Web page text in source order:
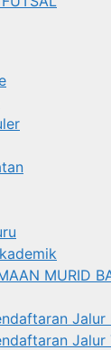
MURID
Jalur
Jalur